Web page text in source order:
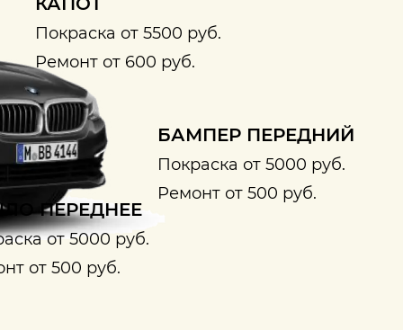
Покраска от 5500 руб.
Ремонт от 600 руб.
БАМПЕР ПЕРЕДНИЙ
Покраска от 5000 руб.
Ремонт от 500 руб.
ПЕРЕДНЕЕ
от 5000 руб.
от 500 руб.